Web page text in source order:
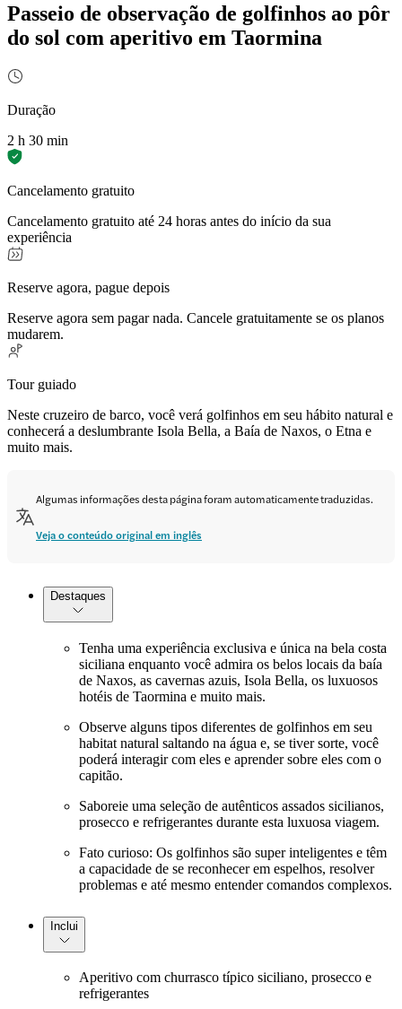
Passeio de observação de golfinhos ao pôr
do sol com aperitivo em Taormina
Duração
2 h 30 min
Cancelamento gratuito
Cancelamento gratuito até 24 horas antes do início da sua
experiência
Reserve agora, pague depois
Reserve agora sem pagar nada. Cancele gratuitamente se os planos
mudarem.
Tour guiado
Neste cruzeiro de barco, você verá golfinhos em seu hábito natural e
conhecerá a deslumbrante Isola Bella, a Baía de Naxos, o Etna e
muito mais.
Algumas informações desta página foram automaticamente traduzidas.
Veja o conteúdo original em inglês
Destaques
Tenha uma experiência exclusiva e única na bela costa
siciliana enquanto você admira os belos locais da baía
de Naxos, as cavernas azuis, Isola Bella, os luxuosos
hotéis de Taormina e muito mais.
Observe alguns tipos diferentes de golfinhos em seu
habitat natural saltando na água e, se tiver sorte, você
poderá interagir com eles e aprender sobre eles com o
capitão.
Saboreie uma seleção de autênticos assados sicilianos,
prosecco e refrigerantes durante esta luxuosa viagem.
Fato curioso: Os golfinhos são super inteligentes e têm
a capacidade de se reconhecer em espelhos, resolver
problemas e até mesmo entender comandos complexos.
Inclui
Aperitivo com churrasco típico siciliano, prosecco e
refrigerantes